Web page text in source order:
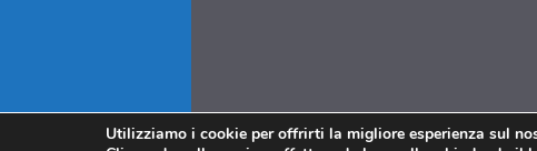
Utilizziamo i cookie per offrirti la migliore esperienza sul